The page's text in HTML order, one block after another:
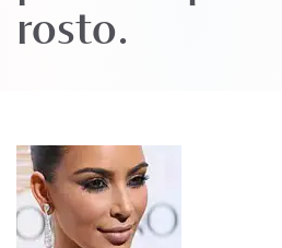
rosto.